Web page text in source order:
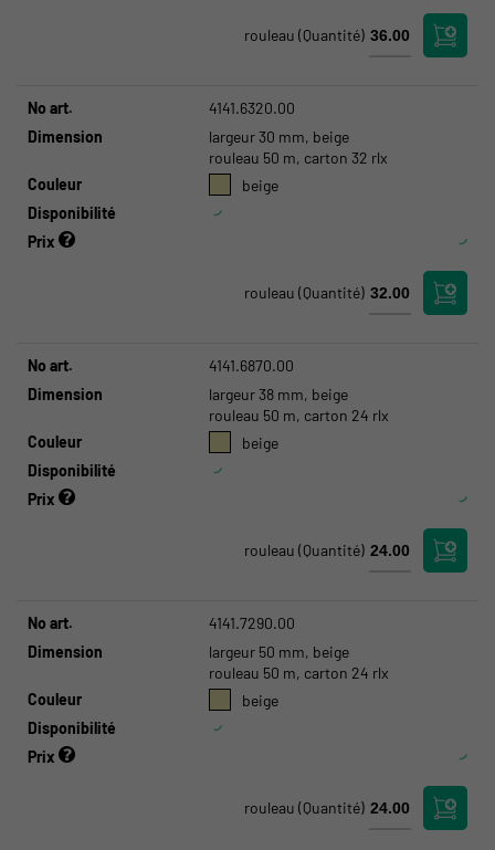
rouleau (Quantité)
No art.
4141.6320.00
Dimension
largeur 30 mm, beige
rouleau 50 m, carton 32 rlx
Couleur
beige
Disponibilité
Prix
rouleau (Quantité)
No art.
4141.6870.00
Dimension
largeur 38 mm, beige
rouleau 50 m, carton 24 rlx
Couleur
beige
Disponibilité
Prix
rouleau (Quantité)
No art.
4141.7290.00
Dimension
largeur 50 mm, beige
rouleau 50 m, carton 24 rlx
Couleur
beige
Disponibilité
Prix
rouleau (Quantité)